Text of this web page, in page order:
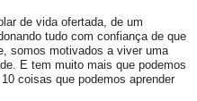
de vida ofertada, de um
tudo com confiança de que
somos motivados a viver uma
E tem muito mais que podemos
coisas que podemos aprender